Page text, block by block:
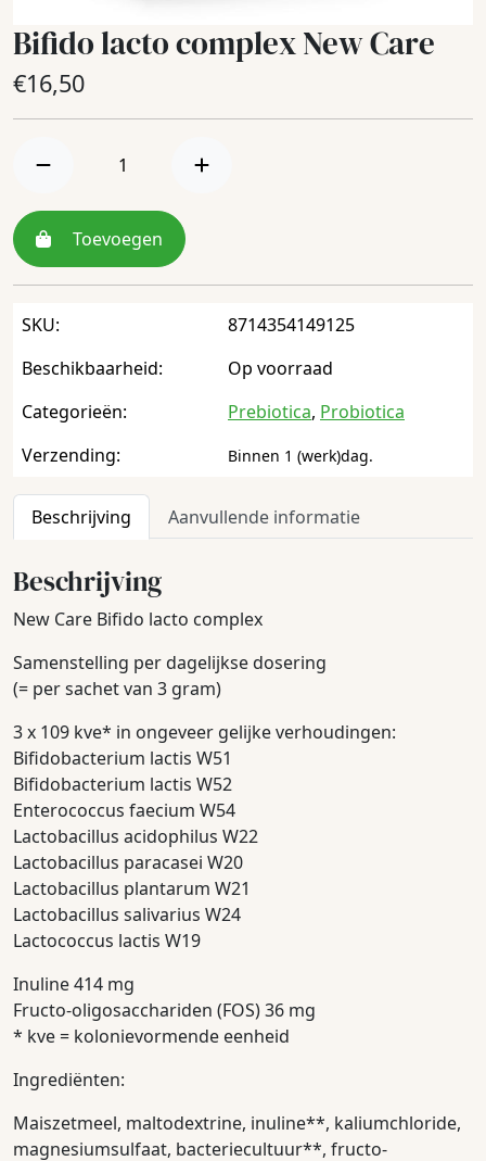
Bifido lacto complex New Care
€16,50
Toevoegen
SKU:
8714354149125
Beschikbaarheid:
Op voorraad
Categorieën:
Prebiotica, Probiotica
Verzending:
Binnen 1 (werk)dag.
Beschrijving Aanvullende informatie
Beschrijving
New Care Bifido lacto complex
Samenstelling per dagelijkse dosering
(= per sachet van 3 gram)
3 x 109 kve* in ongeveer gelijke verhoudingen:
Bifidobacterium lactis W51
Bifidobacterium lactis W52
Enterococcus faecium W54
Lactobacillus acidophilus W22
Lactobacillus paracasei W20
Lactobacillus plantarum W21
Lactobacillus salivarius W24
Lactococcus lactis W19
Inuline 414 mg
Fructo-oligosacchariden (FOS) 36 mg
* kve = kolonievormende eenheid
Ingrediënten:
Maiszetmeel, maltodextrine, inuline**, kaliumchloride,
magnesiumsulfaat, bacteriecultuur**, fructo-